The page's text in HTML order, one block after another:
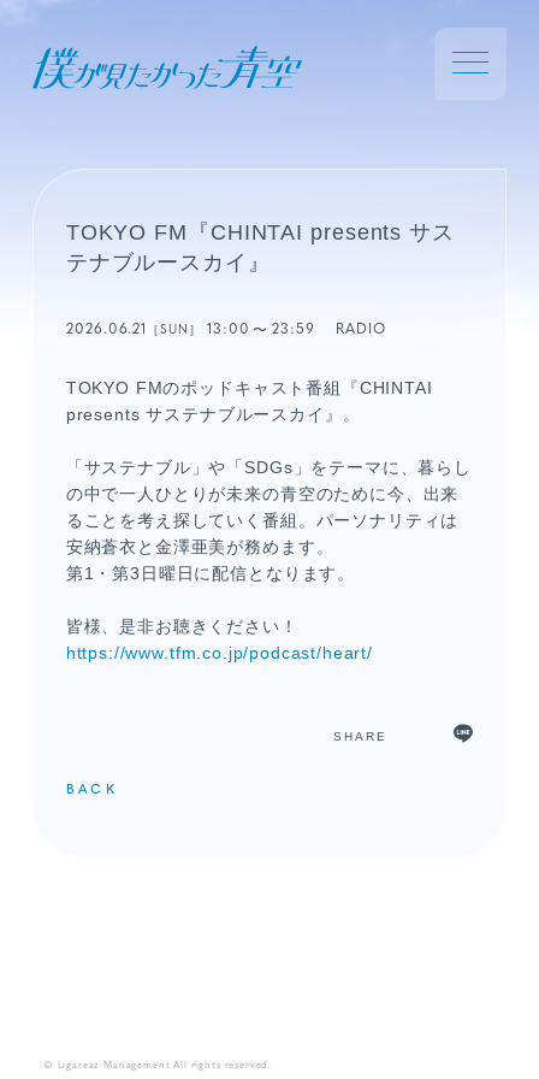
TOKYO FM『CHINTAI presents サス
テナブルースカイ』
2026.06.21 ［SUN］13:00 23:59 RADIO
TOKYO FMのポッドキャスト番組『CHINTAI
presents サステナブルースカイ』。
「サステナブル」や「SDGs」をテーマに、暮らし
の中で一人ひとりが未来の青空のために今、出来
ることを考え探していく番組。パーソナリティは
安納蒼衣と金澤亜美が務めます。
第1・第3日曜日に配信となります。
皆様、是非お聴きください！
https://www.tfm.co.jp/podcast/heart/
SHARE
BACK
© Ligareaz Management All rights reserved.